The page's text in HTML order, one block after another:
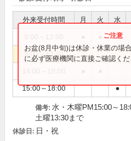
外来受付時間 月 火 水
●
9:00～13:30
15:00～18:00 ●
お盆(8月中旬)は休診・休業の場
に必ず医療機関に直接ご確認くだ
備考: 水・木曜PM15:00～
土曜13:30まで
休診日: 日・祝